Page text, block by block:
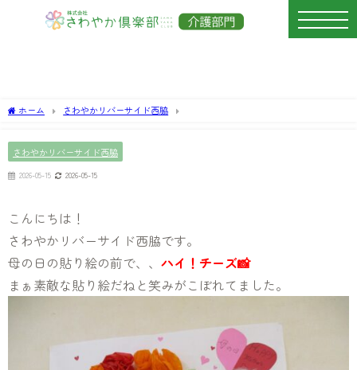
ホーム さわやかリバーサイド西脇
さわやかリバーサイド西脇
2026-05-15 2026-05-15
こんにちは！
さわやかリバーサイド西脇です。
母の日の貼り絵の前で、、 ハイ！チーズ📸
まぁ素敵な貼り絵だねと笑みがこぼれてました。